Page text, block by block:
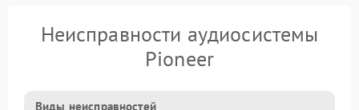
Неисправности аудиосистемы
Pioneer
Виды неисправностей